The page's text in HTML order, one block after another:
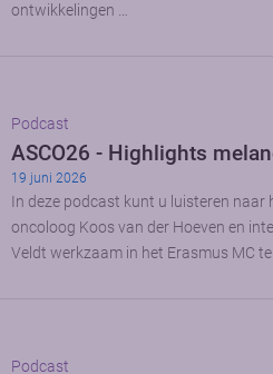
ontwikkelingen …
Podcast
ASCO26 - Highlights
19 juni 2026
In deze podcast kunt u luisteren naar
oncoloog Koos van der Hoeven en
Veldt werkzaam in het Erasmus MC
Podcast